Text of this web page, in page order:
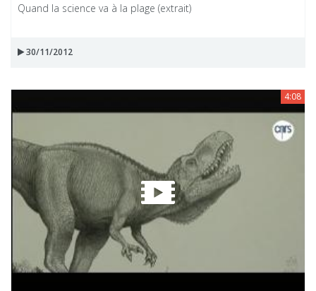
Quand la science va à la plage (extrait)
30/11/2012
4:08